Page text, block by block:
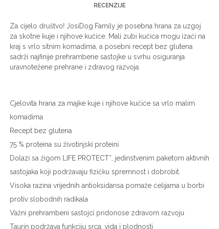
RECENZIJE
Za cijelo društvo! JosiDog Family je posebna hrana za uzgoj
za skotne kuje i njihove kučiće. Mali zubi kučića mogu izaći na
kraj s vrlo sitnim komadima, a posebni recept bez glutena
sadrži najfinije prehrambene sastojke u svrhu osiguranja
uravnotežene prehrane i zdravog razvoja.
Cjelovita hrana za majke kuje i njihove kučiće sa vrlo malim
komadima
Recept bez glutena
75 % proteina su životinjski proteini
Dolazi sa žigom LIFE PROTECT*, jedinstvenim paketom aktivnih
sastojaka koji podržavaju fizičku spremnost i dobrobit.
Visoka razina vrijednih antioksidansa pomaže ćelijama u borbi
protiv slobodnih radikala
Važni prehrambeni sastojci pridonose zdravom razvoju
Taurin podržava funkciju srca, vida i plodnosti